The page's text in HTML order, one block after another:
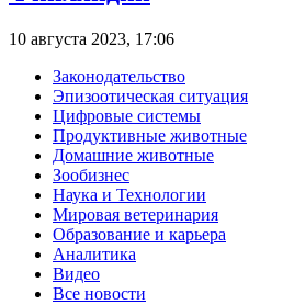
10 августа 2023, 17:06
Законодательство
Эпизоотическая ситуация
Цифровые системы
Продуктивные животные
Домашние животные
Зообизнес
Наука и Технологии
Мировая ветеринария
Образование и карьера
Аналитика
Видео
Все новости